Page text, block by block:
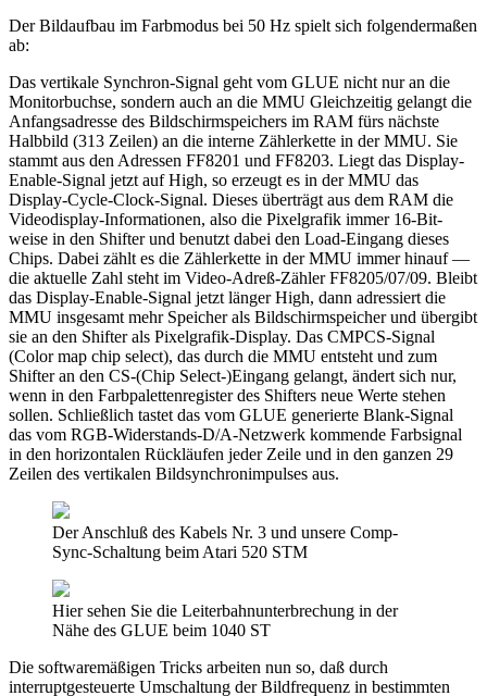
Der Bildaufbau im Farbmodus bei 50 Hz spielt sich folgendermaßen
ab:
Das vertikale Synchron-Signal geht vom GLUE nicht nur an die
Monitorbuchse, sondern auch an die MMU Gleichzeitig gelangt die
Anfangsadresse des Bildschirmspeichers im RAM fürs nächste
Halbbild (313 Zeilen) an die interne Zählerkette in der MMU. Sie
stammt aus den Adressen FF8201 und FF8203. Liegt das Display-
Enable-Signal jetzt auf High, so erzeugt es in der MMU das
Display-Cycle-Clock-Signal. Dieses überträgt aus dem RAM die
Videodisplay-Informationen, also die Pixelgrafik immer 16-Bit-
weise in den Shifter und benutzt dabei den Load-Eingang dieses
Chips. Dabei zählt es die Zählerkette in der MMU immer hinauf —
die aktuelle Zahl steht im Video-Adreß-Zähler FF8205/07/09. Bleibt
das Display-Enable-Signal jetzt länger High, dann adressiert die
MMU insgesamt mehr Speicher als Bildschirmspeicher und übergibt
sie an den Shifter als Pixelgrafik-Display. Das CMPCS-Signal
(Color map chip select), das durch die MMU entsteht und zum
Shifter an den CS-(Chip Select-)Eingang gelangt, ändert sich nur,
wenn in den Farbpalettenregister des Shifters neue Werte stehen
sollen. Schließlich tastet das vom GLUE generierte Blank-Signal
das vom RGB-Widerstands-D/A-Netzwerk kommende Farbsignal
in den horizontalen Rückläufen jeder Zeile und in den ganzen 29
Zeilen des vertikalen Bildsynchronimpulses aus.
Der Anschluß des Kabels Nr. 3 und unsere Comp-
Sync-Schaltung beim Atari 520 STM
Hier sehen Sie die Leiterbahnunterbrechung in der
Nähe des GLUE beim 1040 ST
Die softwaremäßigen Tricks arbeiten nun so, daß durch
interruptgesteuerte Umschaltung der Bildfrequenz in bestimmten